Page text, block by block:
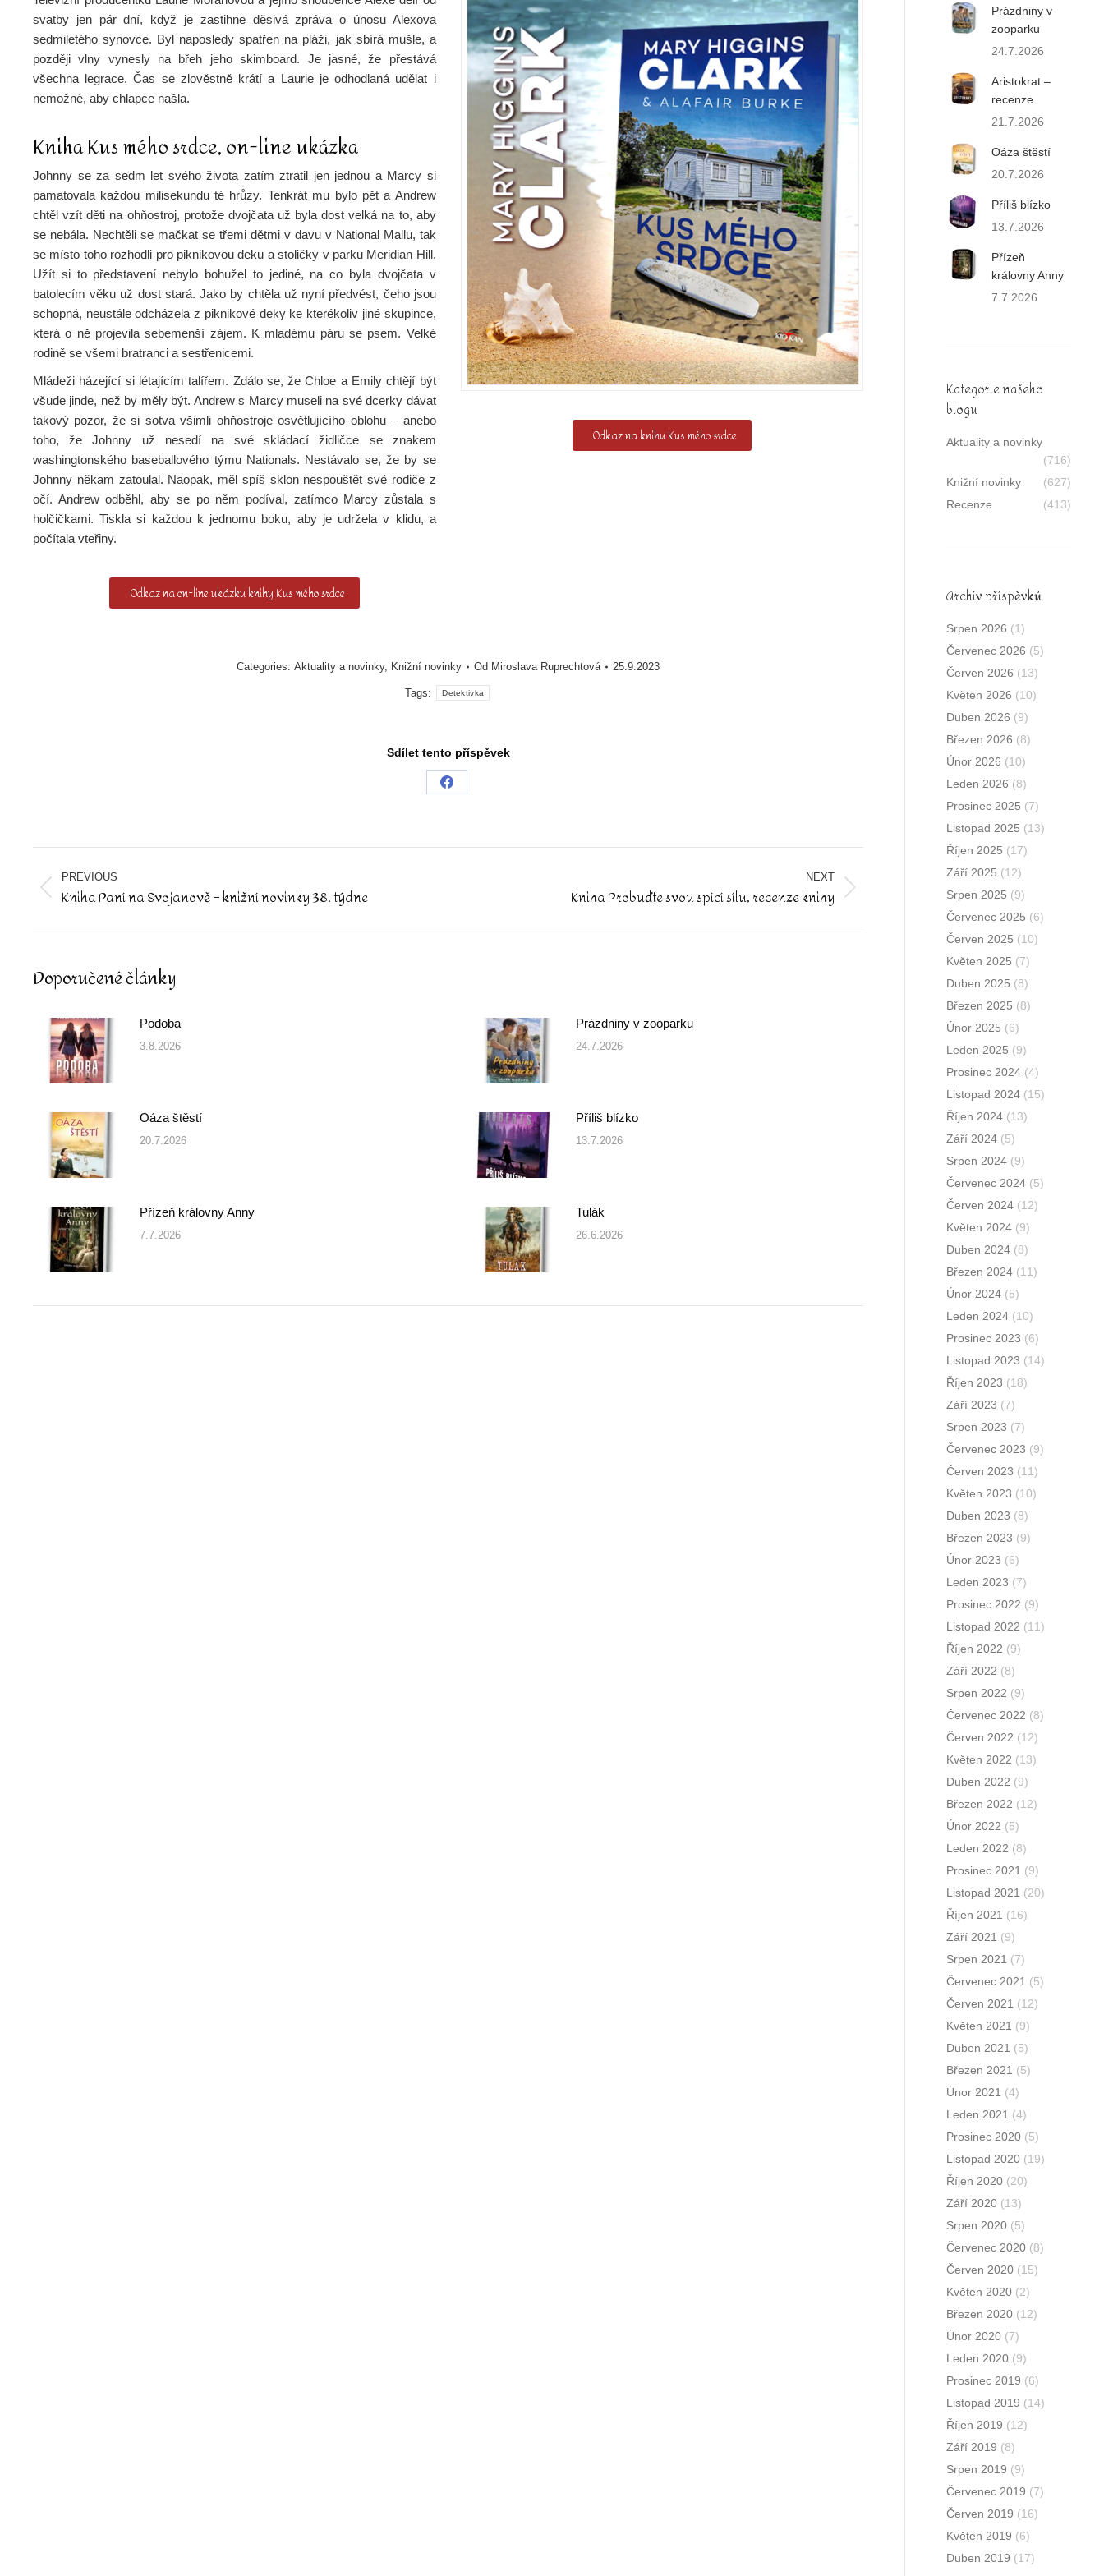
svatby jen pár dní, když je zastihne děsivá zpráva o únosu Alexova
sedmiletého synovce. Byl naposledy spatřen na pláži, jak sbírá mušle, a
později vlny vynesly na břeh jeho skimboard. Je jasné, že přestává
všechna legrace. Čas se zlověstně krátí a Laurie je odhodlaná udělat i
nemožné, aby chlapce našla.
Kniha Kus mého srdce, on-line ukázka
Johnny se za sedm let svého života zatím ztratil jen jednou a Marcy si
pamatovala každou milisekundu té hrůzy. Tenkrát mu bylo pět a Andrew
chtěl vzít děti na ohňostroj, protože dvojčata už byla dost velká na to, aby
se nebála. Nechtěli se mačkat se třemi dětmi v davu v National Mallu, tak
se místo toho rozhodli pro piknikovou deku a stoličky v parku Meridian Hill.
Užít si to představení nebylo bohužel to jediné, na co byla dvojčata v
batolecím věku už dost stará. Jako by chtěla už nyní předvést, čeho jsou
schopná, neustále odcházela z piknikové deky ke kterékoliv jiné skupince,
která o ně projevila sebemenší zájem. K mladému páru se psem. Velké
rodině se všemi bratranci a sestřenicemi.
Mládeži házející si létajícím talířem. Zdálo se, že Chloe a Emily chtějí být
všude jinde, než by měly být. Andrew s Marcy museli na své dcerky dávat
takový pozor, že si sotva všimli ohňostroje osvětlujícího oblohu – anebo
toho, že Johnny už nesedí na své skládací židličce se znakem
washingtonského baseballového týmu Nationals. Nestávalo se, že by se
Johnny někam zatoulal. Naopak, měl spíš sklon nespouštět své rodiče z
očí. Andrew odběhl, aby se po něm podíval, zatímco Marcy zůstala s
holčičkami. Tiskla si každou k jednomu boku, aby je udržela v klidu, a
počítala vteřiny.
Odkaz na on-line ukázku knihy Kus mého srdce
Odkaz na knihu Kus mého srdce
Categories:Aktuality a novinky, Knižní novinky Od Miroslava Ruprechtová 25.9.2023
Tags: Detektivka
Sdílet tento příspěvek
Share
Post
navigation
PREVIOUS
Previous
Kniha Paní na Svojanově – knižní novinky 38. týdne
NEXT
Kniha Probuďte svou spící sílu, recenze knihy
Doporučené články
Podoba
3.8.2026
Prázdniny v zooparku
24.7.2026
Oáza štěstí
20.7.2026
Příliš blízko
13.7.2026
Přízeň královny Anny
7.7.2026
Tulák
26.6.2026
Prázdniny v
zooparku
24.7.2026
Aristokrat –
recenze
21.7.2026
Oáza štěstí
20.7.2026
Příliš blízko
13.7.2026
Přízeň
královny Anny
7.7.2026
Kategorie našeho
blogu
Aktuality a novinky
(716)
Knižní novinky
(627)
Recenze
(413)
Archív příspěvků
Srpen 2026 (1)
Červenec 2026 (5)
Červen 2026 (13)
Květen 2026 (10)
Duben 2026 (9)
Březen 2026 (8)
Únor 2026 (10)
Leden 2026 (8)
Prosinec 2025 (7)
Listopad 2025 (13)
Říjen 2025 (17)
Září 2025 (12)
Srpen 2025 (9)
Červenec 2025 (6)
Červen 2025 (10)
Květen 2025 (7)
Duben 2025 (8)
Březen 2025 (8)
Únor 2025 (6)
Leden 2025 (9)
Prosinec 2024 (4)
Listopad 2024 (15)
Říjen 2024 (13)
Září 2024 (5)
Srpen 2024 (9)
Červenec 2024 (5)
Červen 2024 (12)
Květen 2024 (9)
Duben 2024 (8)
Březen 2024 (11)
Únor 2024 (5)
Leden 2024 (10)
Prosinec 2023 (6)
Listopad 2023 (14)
Říjen 2023 (18)
Září 2023 (7)
Srpen 2023 (7)
Červenec 2023 (9)
Červen 2023 (11)
Květen 2023 (10)
Duben 2023 (8)
Březen 2023 (9)
Únor 2023 (6)
Leden 2023 (7)
Prosinec 2022 (9)
Listopad 2022 (11)
Říjen 2022 (9)
Září 2022 (8)
Srpen 2022 (9)
Červenec 2022 (8)
Červen 2022 (12)
Květen 2022 (13)
Duben 2022 (9)
Březen 2022 (12)
Únor 2022 (5)
Leden 2022 (8)
Prosinec 2021 (9)
Listopad 2021 (20)
Říjen 2021 (16)
Září 2021 (9)
Srpen 2021 (7)
Červenec 2021 (5)
Červen 2021 (12)
Květen 2021 (9)
Duben 2021 (5)
Březen 2021 (5)
Únor 2021 (4)
Leden 2021 (4)
Prosinec 2020 (5)
Listopad 2020 (19)
Říjen 2020 (20)
Září 2020 (13)
Srpen 2020 (5)
Červenec 2020 (8)
Červen 2020 (15)
Květen 2020 (2)
Březen 2020 (12)
Únor 2020 (7)
Leden 2020 (9)
Prosinec 2019 (6)
Listopad 2019 (14)
Říjen 2019 (12)
Září 2019 (8)
Srpen 2019 (9)
Červenec 2019 (7)
Červen 2019 (16)
Květen 2019 (6)
Duben 2019 (17)